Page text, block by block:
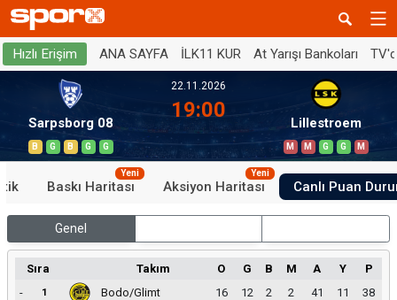
Hızlı Erişim ANA SAYFA İLK11 KUR At Yarışı Bankoları
Sarpsborg 08
B G B G G
22.11.2026
19:00
Lillestroem
M M G G M
Baskı Haritası
Yeni
Aksiyon Haritası
Yeni
Canlı Puan
Genel
Sıra Takım O G B M A Y
P
-
1 Bodo/Glimt 16 12 2 2 41 11
38